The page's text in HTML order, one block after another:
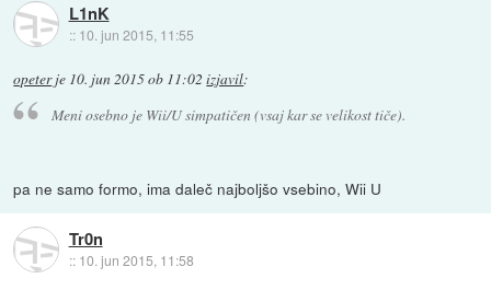
L1nK
:: 10. jun 2015, 11:55
opeterje 10. jun 2015 ob 11:02 izjavil:
Meni osebno je Wii/U simpatičen (vsaj kar se velikost tiče).
pa ne samo formo, ima daleč najboljšo vsebino, Wii U
Tr0n
:: 10. jun 2015, 11:58